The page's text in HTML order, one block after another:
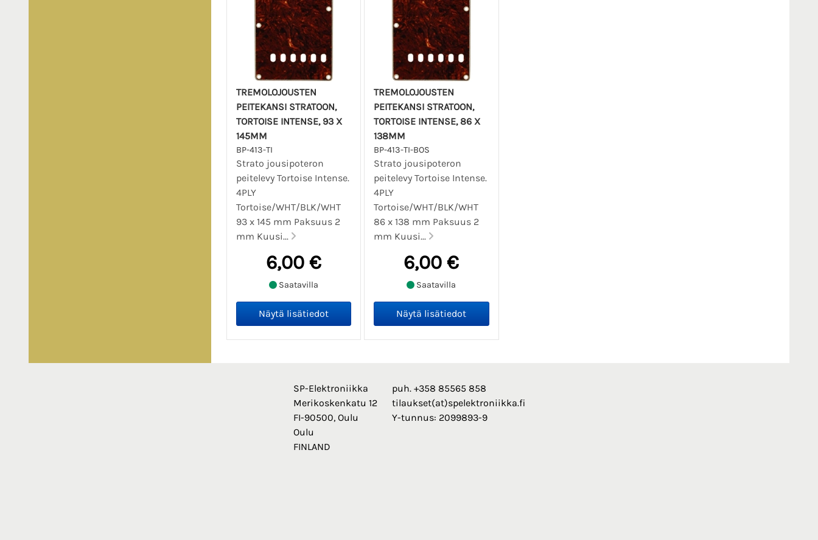
TREMOLOJOUSTEN
PEITEKANSI STRATOON,
TORTOISE INTENSE, 93 X
145MM
BP-413-TI
Strato jousipoteron
peitelevy Tortoise Intense.
4PLY
Tortoise/WHT/BLK/WHT
93 x 145 mm Paksuus 2
mm Kuusi...
6,00 €
Saatavilla
TREMOLOJOUSTEN
PEITEKANSI STRATOON,
TORTOISE INTENSE, 86 X
138MM
BP-413-TI-BOS
Strato jousipoteron
peitelevy Tortoise Intense.
4PLY
Tortoise/WHT/BLK/WHT
86 x 138 mm Paksuus 2
mm Kuusi...
6,00 €
Saatavilla
SP-Elektroniikka
Merikoskenkatu 12
FI-90500, Oulu
Oulu
FINLAND
puh. +358 85565 858
tilaukset(at)spelektroniikka.fi
Y-tunnus: 2099893-9